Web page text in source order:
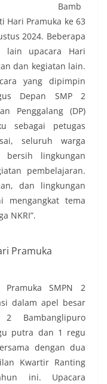
Bamb
Pramuka ke 63
2024. Beberapa
lain upacara Hari
dan kegiatan lain.
yang dipimpin
Depan SMP 2
Penggalang (DP)
sebagai petugas
seluruh warga
bersih lingkungan
pembelajaran.
dan lingkungan
mengangkat tema
NKRI”.
Pramuka
SMPN 2
dalam apel besar
Bambanglipuro
putra dan 1 regu
dengan dua
Kwartir Ranting
ini. Upacara